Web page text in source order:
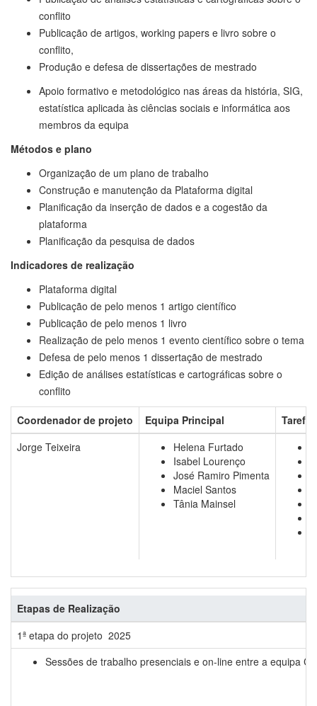
conflito
Publicação de artigos, working papers e livro sobre o
conflito,
Produção e defesa de dissertações de mestrado
Apoio formativo e metodológico nas áreas da história, SIG,
estatística aplicada às ciências sociais e informática aos
membros da equipa
Métodos e plano
Organização de um plano de trabalho
Construção e manutenção da Plataforma digital
Planificação da inserção de dados e a cogestão da
plataforma
Planificação da pesquisa de dados
Indicadores de realização
Plataforma digital
Publicação de pelo menos 1 artigo científico
Publicação de pelo menos 1 livro
Realização de pelo menos 1 evento científico sobre o tema
Defesa de pelo menos 1 dissertação de mestrado
Edição de análises estatísticas e cartográficas sobre o
conflito
Coordenador de projeto Equipa Principal
Jorge Teixeira
Helena Furtado
Isabel Lourenço
José Ramiro Pimenta
Maciel Santos
Tânia Mainsel
Etapas de Realização
1ª etapa do projeto 2025
Sessões de trabalho presenciais e on-line entre a equipa